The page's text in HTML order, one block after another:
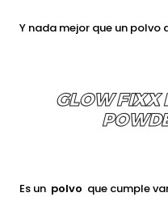
Y nada mejor que un polvo
GLOW FIXX
Es un polvo que cumple